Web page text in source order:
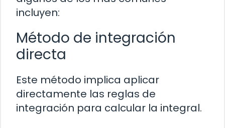
incluyen:
Método de integración
directa
Este método implica aplicar
directamente las reglas de
integración para calcular la integral.